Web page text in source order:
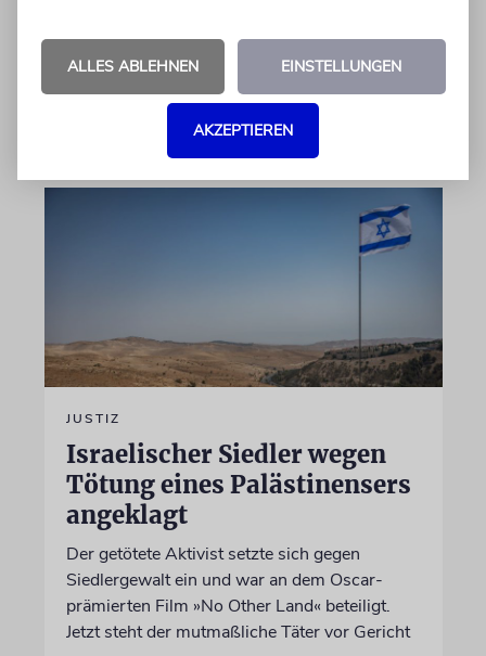
im Wortlaut
von Felix Schotland
JUSTIZ
Israelischer Siedler wegen
Tötung eines Palästinensers
angeklagt
Der getötete Aktivist setzte sich gegen
Siedlergewalt ein und war an dem Oscar-
prämierten Film »No Other Land« beteiligt.
Jetzt steht der mutmaßliche Täter vor Gericht
ALLES ABLEHNEN EINSTELLUNGEN
AKZEPTIEREN